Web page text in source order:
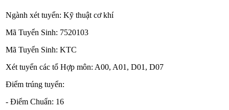
Ngành xét tuyển: Kỹ thuật cơ khí
Mã Tuyển Sinh: 7520103
Mã Tuyển Sinh: KTC
Xét tuyển các tổ Hợp môn: A00, A01, D01, D07
Điểm trúng tuyển:
- Điểm Chuẩn: 16